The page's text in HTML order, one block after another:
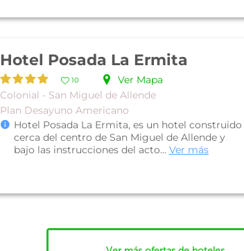
Hotel Posada La Ermita
10
Ver Mapa
Colonial - San Miguel de Allende
Plan Desayuno Americano
Hotel Posada La Ermita, es un hotel construido
cerca del centro de San Miguel de Allende y
bajo las instrucciones del acto... Ver más